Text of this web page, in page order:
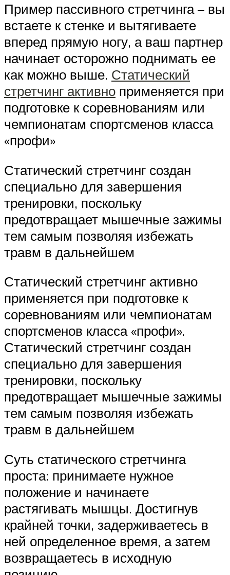
Пример пассивного стретчинга – вы
встаете к стенке и вытягиваете
вперед прямую ногу, а ваш партнер
начинает осторожно поднимать ее
как можно выше. Статический
стретчинг активно применяется при
подготовке к соревнованиям или
чемпионатам спортсменов класса
«профи»
Статический стретчинг создан
специально для завершения
тренировки, поскольку
предотвращает мышечные зажимы
тем самым позволяя избежать
травм в дальнейшем
Статический стретчинг активно
применяется при подготовке к
соревнованиям или чемпионатам
спортсменов класса «профи».
Статический стретчинг создан
специально для завершения
тренировки, поскольку
предотвращает мышечные зажимы
тем самым позволяя избежать
травм в дальнейшем
Суть статического стретчинга
проста: принимаете нужное
положение и начинаете
растягивать мышцы. Достигнув
крайней точки, задерживаетесь в
ней определенное время, а затем
возвращаетесь в исходную